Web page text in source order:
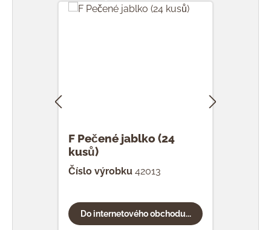
F Pečené jablko (24
kusů)
Číslo výrobku 42013
Do internetového obchodu...